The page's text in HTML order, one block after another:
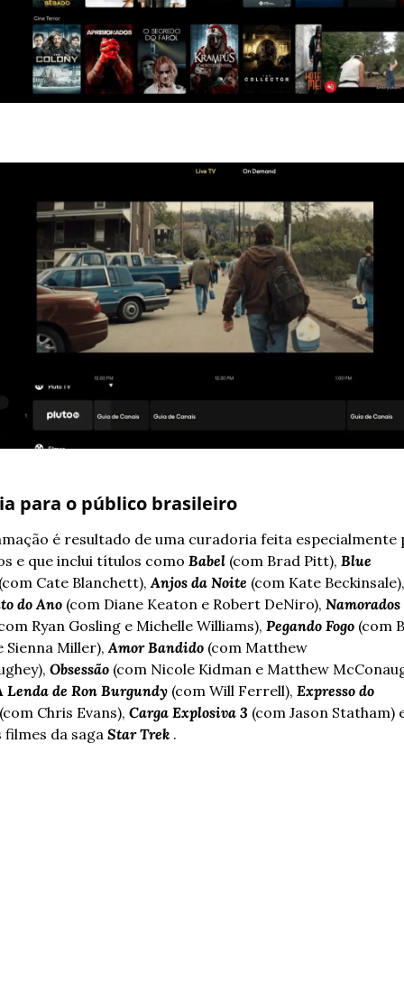
para o público brasileiro
é resultado de uma curadoria feita especialmente
e que inclui títulos como Babel (com Brad Pitt), Blue
Cate Blanchett), Anjos da Noite (com Kate
do Ano (com Diane Keaton e Robert DeNiro),
Ryan Gosling e Michelle Williams), Pegando Fogo (com
Sienna Miller), Amor Bandido (com Matthew
Obsessão (com Nicole Kidman e Matthew
Lenda de Ron Burgundy (com Will Ferrell), Expresso do
Chris Evans), Carga Explosiva 3 (com Jason Statham)
filmes da saga Star Trek .